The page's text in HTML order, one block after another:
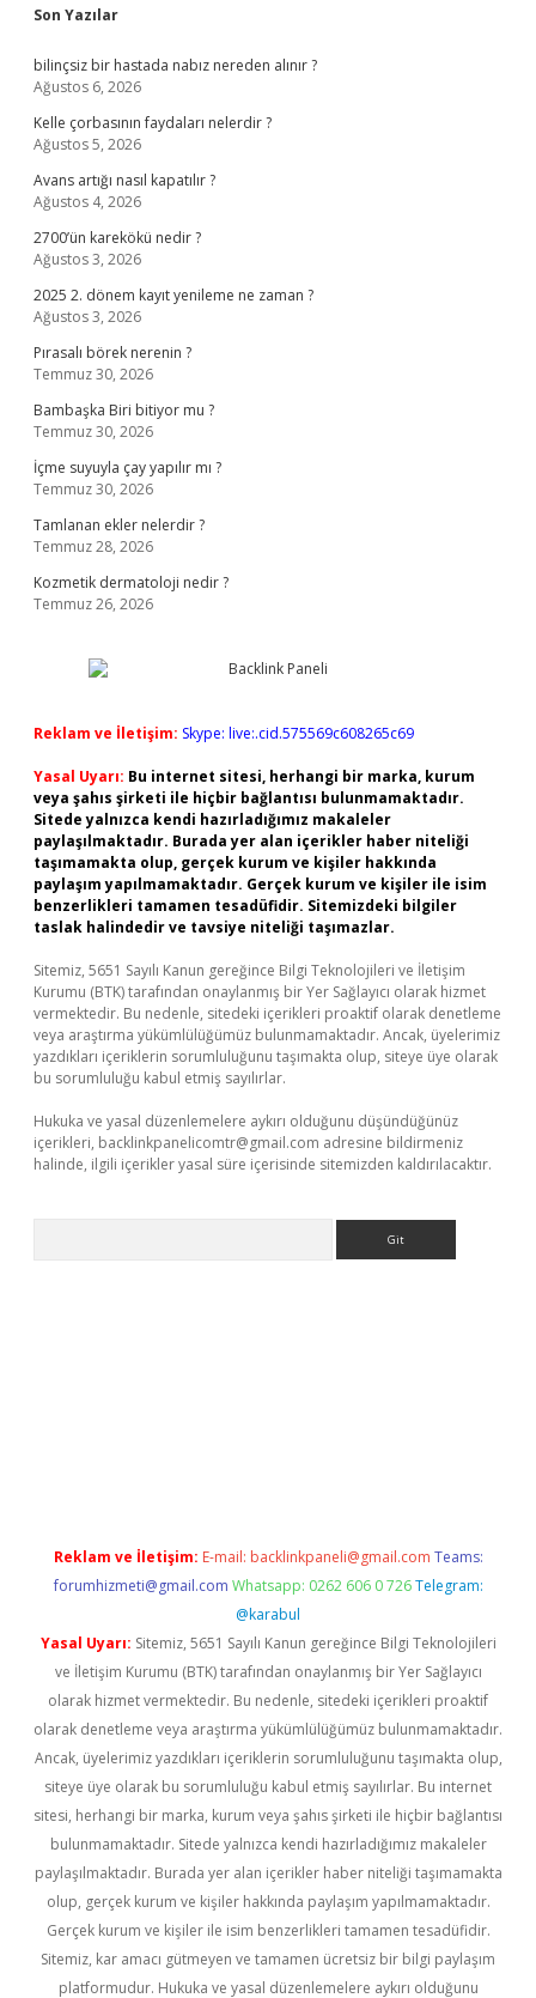
Sidebar
Son Yazılar
bilinçsiz bir hastada nabız nereden alınır ?
Ağustos 6, 2026
Kelle çorbasının faydaları nelerdir ?
Ağustos 5, 2026
Avans artığı nasıl kapatılır ?
Ağustos 4, 2026
2700’ün karekökü nedir ?
Ağustos 3, 2026
2025 2. dönem kayıt yenileme ne zaman ?
Ağustos 3, 2026
Pırasalı börek nerenin ?
Temmuz 30, 2026
Bambaşka Biri bitiyor mu ?
Temmuz 30, 2026
İçme suyuyla çay yapılır mı ?
Temmuz 30, 2026
Tamlanan ekler nelerdir ?
Temmuz 28, 2026
Kozmetik dermatoloji nedir ?
Temmuz 26, 2026
Reklam ve İletişim: Skype: live:.cid.575569c608265c69
Yasal Uyarı: Bu internet sitesi, herhangi bir marka, kurum
veya şahıs şirketi ile hiçbir bağlantısı bulunmamaktadır.
Sitede yalnızca kendi hazırladığımız makaleler
paylaşılmaktadır. Burada yer alan içerikler haber niteliği
taşımamakta olup, gerçek kurum ve kişiler hakkında
paylaşım yapılmamaktadır. Gerçek kurum ve kişiler ile isim
benzerlikleri tamamen tesadüfidir. Sitemizdeki bilgiler
taslak halindedir ve tavsiye niteliği taşımazlar.
Sitemiz, 5651 Sayılı Kanun gereğince Bilgi Teknolojileri ve İletişim
Kurumu (BTK) tarafından onaylanmış bir Yer Sağlayıcı olarak hizmet
vermektedir. Bu nedenle, sitedeki içerikleri proaktif olarak denetleme
veya araştırma yükümlülüğümüz bulunmamaktadır. Ancak, üyelerimiz
yazdıkları içeriklerin sorumluluğunu taşımakta olup, siteye üye olarak
bu sorumluluğu kabul etmiş sayılırlar.
Hukuka ve yasal düzenlemelere aykırı olduğunu düşündüğünüz
içerikleri, backlinkpanelicomtr@gmail.com adresine bildirmeniz
halinde, ilgili içerikler yasal süre içerisinde sitemizden kaldırılacaktır.
Reklam ve İletişim: E-mail: backlinkpaneli@gmail.com Teams:
forumhizmeti@gmail.com Whatsapp: 0262 606 0 726 Telegram:
@karabul
Yasal Uyarı: Sitemiz, 5651 Sayılı Kanun gereğince Bilgi Teknolojileri
ve İletişim Kurumu (BTK) tarafından onaylanmış bir Yer Sağlayıcı
olarak hizmet vermektedir. Bu nedenle, sitedeki içerikleri proaktif
olarak denetleme veya araştırma yükümlülüğümüz bulunmamaktadır.
Ancak, üyelerimiz yazdıkları içeriklerin sorumluluğunu taşımakta olup,
siteye üye olarak bu sorumluluğu kabul etmiş sayılırlar. Bu internet
sitesi, herhangi bir marka, kurum veya şahıs şirketi ile hiçbir bağlantısı
bulunmamaktadır. Sitede yalnızca kendi hazırladığımız makaleler
paylaşılmaktadır. Burada yer alan içerikler haber niteliği taşımamakta
olup, gerçek kurum ve kişiler hakkında paylaşım yapılmamaktadır.
Gerçek kurum ve kişiler ile isim benzerlikleri tamamen tesadüfidir.
Sitemiz, kar amacı gütmeyen ve tamamen ücretsiz bir bilgi paylaşım
platformudur. Hukuka ve yasal düzenlemelere aykırı olduğunu